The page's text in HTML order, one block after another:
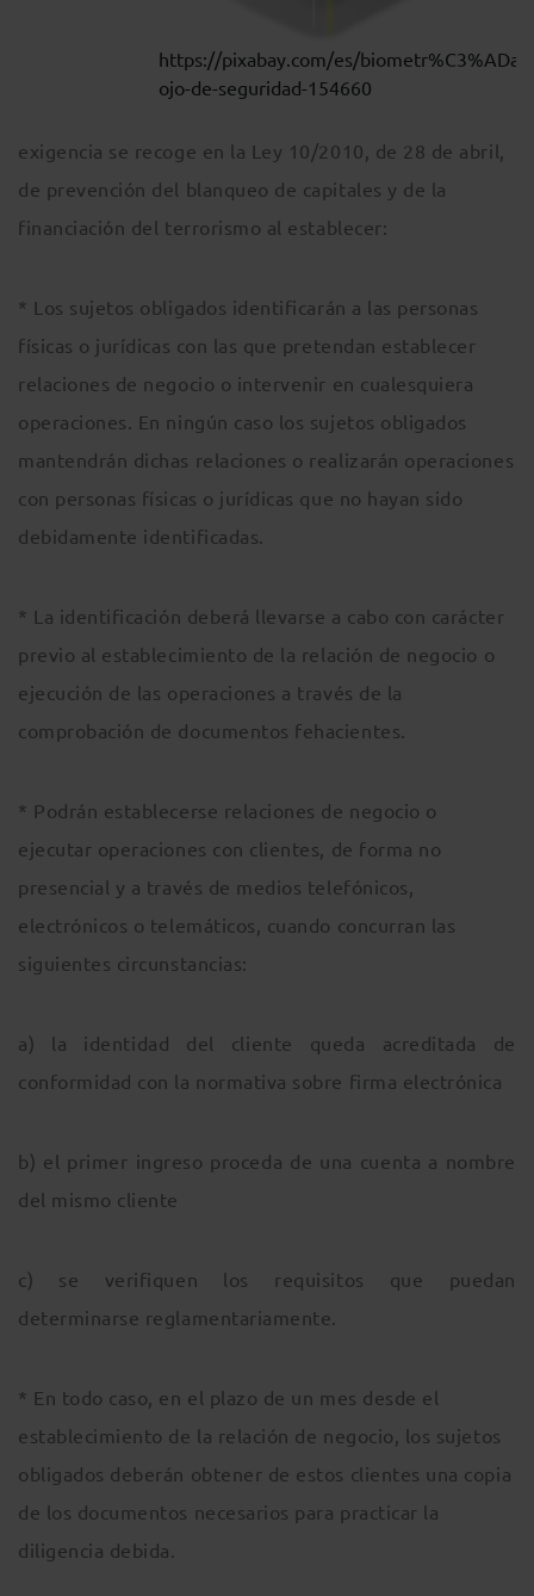
https://pixabay.com/es/biometr%C3%ADa-
ojo-de-seguridad-154660
exigencia se recoge en la Ley 10/2010, de 28 de abril,
de prevención del blanqueo de capitales y de la
financiación del terrorismo al establecer:
* Los sujetos obligados identificarán a las personas
físicas o jurídicas con las que pretendan establecer
relaciones de negocio o intervenir en cualesquiera
operaciones. En ningún caso los sujetos obligados
mantendrán dichas relaciones o realizarán operaciones
con personas físicas o jurídicas que no hayan sido
debidamente identificadas.
* La identificación deberá llevarse a cabo con carácter
previo al establecimiento de la relación de negocio o
ejecución de las operaciones a través de la
comprobación de documentos fehacientes.
* Podrán establecerse relaciones de negocio o
ejecutar operaciones con clientes, de forma no
presencial y a través de medios telefónicos,
electrónicos o telemáticos, cuando concurran las
siguientes circunstancias:
a) la identidad del cliente queda acreditada de
conformidad con la normativa sobre firma electrónica
b) el primer ingreso proceda de una cuenta a nombre
del mismo cliente
c) se verifiquen los requisitos que puedan
determinarse reglamentariamente.
* En todo caso, en el plazo de un mes desde el
establecimiento de la relación de negocio, los sujetos
obligados deberán obtener de estos clientes una copia
de los documentos necesarios para practicar la
diligencia debida.